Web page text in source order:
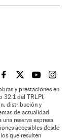
EL PAÍS BRASIL EN
EL PAÍSEL PAÍS
EL
y prestaciones en
32.1 del TRLPI;
distribución y
de actualidad
reserva expresa
accesibles desde
que resulten